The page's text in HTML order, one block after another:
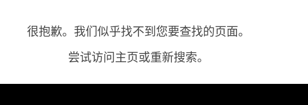
很抱歉。我们似乎找不到您要查找的页面。
尝试访问主页或重新搜索。